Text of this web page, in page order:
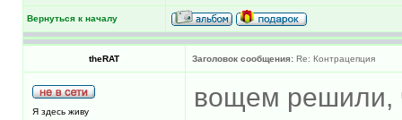
Вернуться к началу
theRAT Заголовок сообщения: Re: Контрацепция
Я здесь живу вощем решили,